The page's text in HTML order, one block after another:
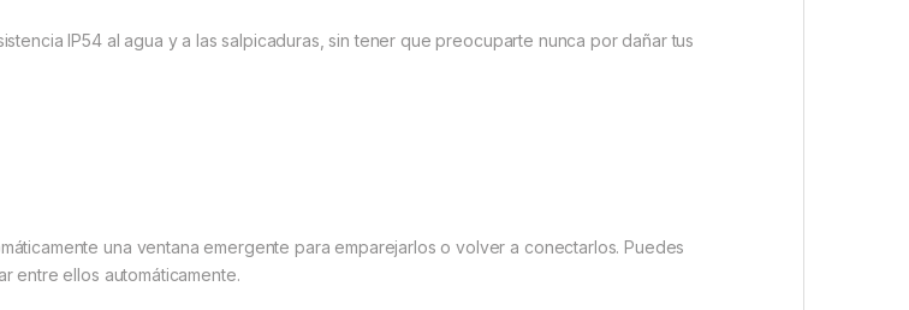
IP54 al agua y a las salpicaduras, sin tener que preocuparte nunca por dañar tus
una ventana emergente para emparejarlos o volver a conectarlos. Puedes
entre ellos automáticamente.